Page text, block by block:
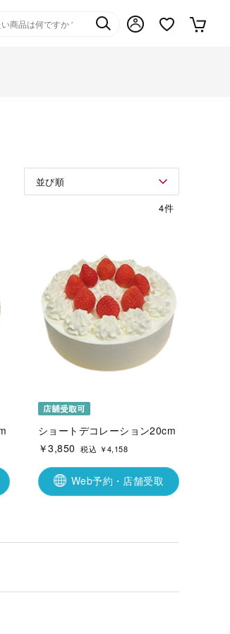
並び順
4件
ショートデコレーション20cm
￥3,850 税込 ￥4,158
Web予約・店舗受取